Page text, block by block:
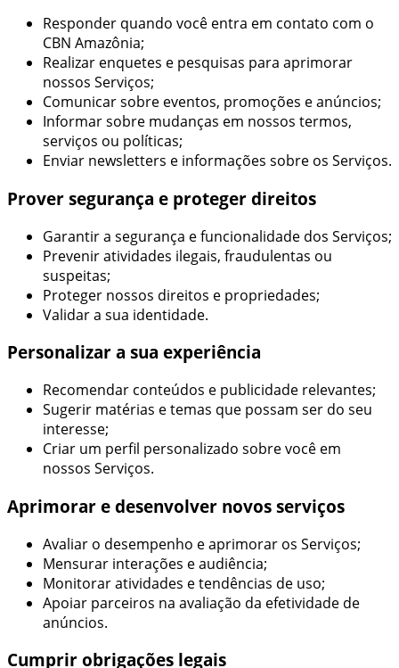
Responder quando você entra em contato com o
CBN Amazônia;
Realizar enquetes e pesquisas para aprimorar
nossos Serviços;
Comunicar sobre eventos, promoções e anúncios;
Informar sobre mudanças em nossos termos,
serviços ou políticas;
Enviar newsletters e informações sobre os Serviços.
Prover segurança e proteger direitos
Garantir a segurança e funcionalidade dos Serviços;
Prevenir atividades ilegais, fraudulentas ou
suspeitas;
Proteger nossos direitos e propriedades;
Validar a sua identidade.
Personalizar a sua experiência
Recomendar conteúdos e publicidade relevantes;
Sugerir matérias e temas que possam ser do seu
interesse;
Criar um perfil personalizado sobre você em
nossos Serviços.
Aprimorar e desenvolver novos serviços
Avaliar o desempenho e aprimorar os Serviços;
Mensurar interações e audiência;
Monitorar atividades e tendências de uso;
Apoiar parceiros na avaliação da efetividade de
anúncios.
Cumprir obrigações legais